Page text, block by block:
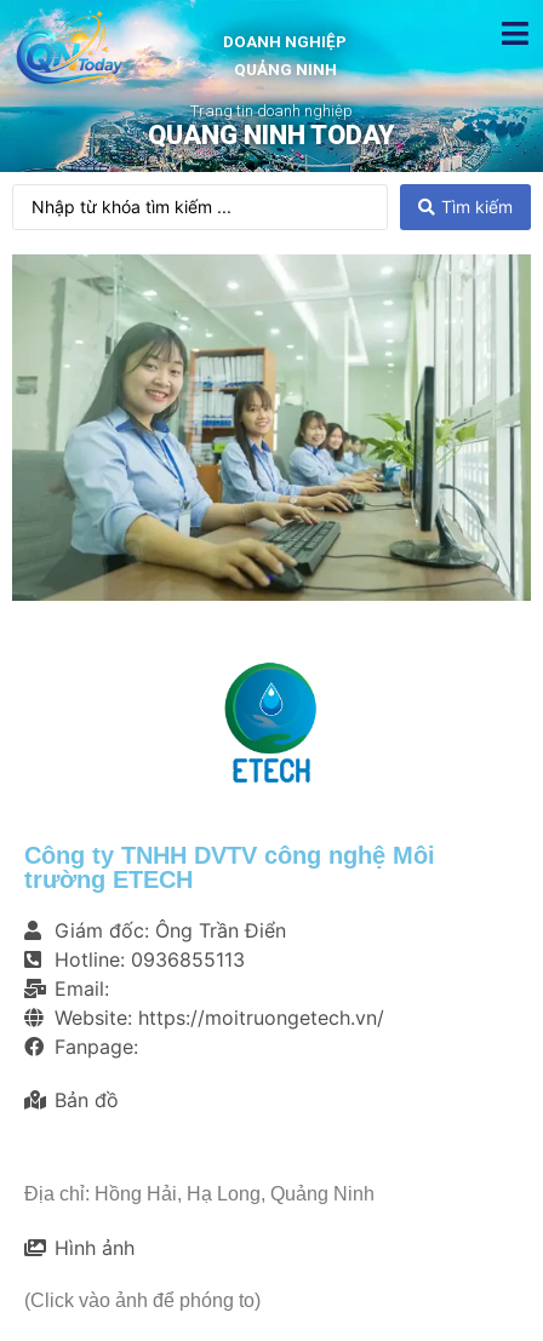
DOANH NGHIỆP
QUẢNG NINH
Trang tin doanh nghiệp
QUANG NINH TODAY
Tìm kiếm
Công ty TNHH DVTV công nghệ Môi
trường ETECH
Giám đốc: Ông Trần Điển
Hotline: 0936855113
Email:
Website: https://moitruongetech.vn/
Fanpage:
Bản đồ
Địa chỉ: Hồng Hải, Hạ Long, Quảng Ninh
Hình ảnh
(Click vào ảnh để phóng to)